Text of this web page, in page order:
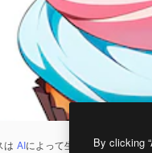
は AIによって生成されたもので
By clicking